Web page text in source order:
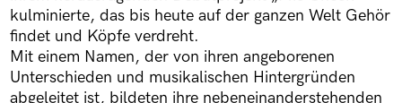
kulminierte, das bis heute auf der ganzen Welt Gehör
findet und Köpfe verdreht.
Mit einem Namen, der von ihren angeborenen
Unterschieden und musikalischen Hintergründen
abgeleitet ist, bildeten ihre nebeneinanderstehenden